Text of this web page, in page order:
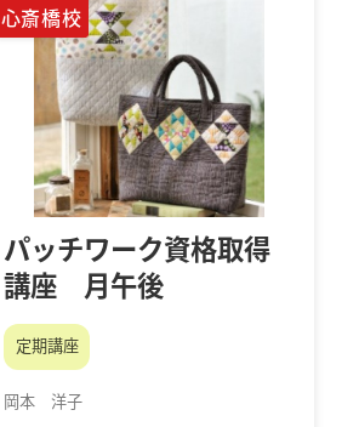
心斎橋校
パッチワーク資格取得
講座 月午後
定期講座
岡本 洋子